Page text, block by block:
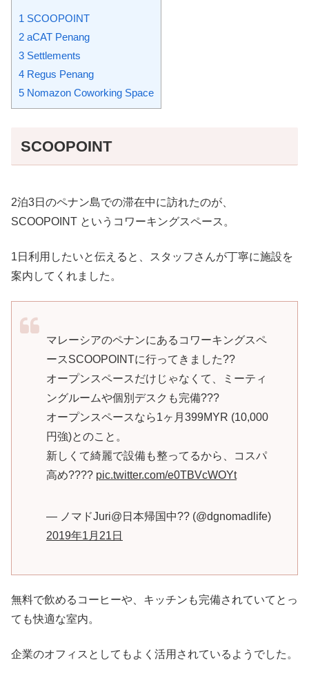
1 SCOOPOINT
2 aCAT Penang
3 Settlements
4 Regus Penang
5 Nomazon Coworking Space
SCOOPOINT
2泊3日のペナン島での滞在中に訪れたのが、
SCOOPOINT というコワーキングスペース。
1日利用したいと伝えると、スタッフさんが丁寧に施設を
案内してくれました。
マレーシアのペナンにあるコワーキングスペ
ースSCOOPOINTに行ってきました??
オープンスペースだけじゃなくて、ミーティ
ングルームや個別デスクも完備??‍?
オープンスペースなら1ヶ月399MYR (10,000
円強)とのこと。
新しくて綺麗で設備も整ってるから、コスパ
高め???? pic.twitter.com/e0TBVcWOYt
— ノマドJuri@日本帰国中?? (@dgnomadlife)
2019年1月21日
無料で飲めるコーヒーや、キッチンも完備されていてとっ
ても快適な室内。
企業のオフィスとしてもよく活用されているようでした。